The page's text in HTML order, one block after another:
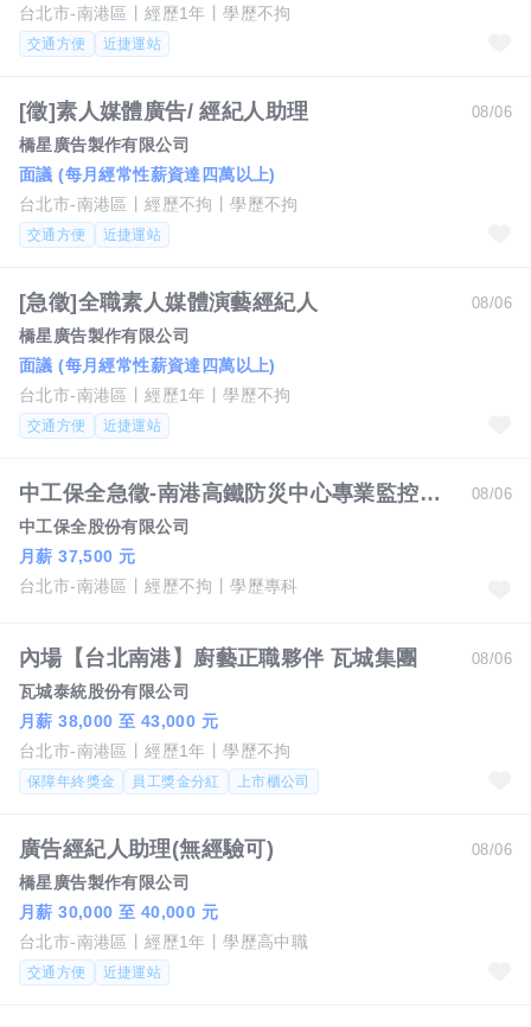
台北市-南港區
經歷1年 學歷不拘
交通方便 近捷運站
08/06
[徵]素人媒體廣告/ 經紀人助理
橋星廣告製作有限公司
面議 (每月經常性薪資達四萬以上)
台北市-南港區
經歷不拘 學歷不拘
交通方便 近捷運站
08/06
[急徵]全職素人媒體演藝經紀人
橋星廣告製作有限公司
面議 (每月經常性薪資達四萬以上)
台北市-南港區
經歷1年 學歷不拘
交通方便 近捷運站
08/06
中工保全急徵-南港高鐵防災中心專業監控人員每日上班 8小時 月休8天需輪班
中工保全股份有限公司
月薪 37,500 元
台北市-南港區
經歷不拘 學歷專科
08/06
內場【台北南港】廚藝正職夥伴 瓦城集團
瓦城泰統股份有限公司
月薪 38,000 至 43,000 元
台北市-南港區
經歷1年 學歷不拘
保障年終獎金 員工獎金分紅 上市櫃公司
08/06
廣告經紀人助理(無經驗可)
橋星廣告製作有限公司
月薪 30,000 至 40,000 元
台北市-南港區
經歷1年 學歷高中職
交通方便 近捷運站